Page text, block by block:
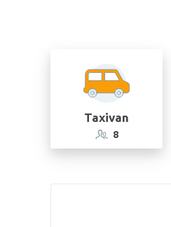
Taxivan
8